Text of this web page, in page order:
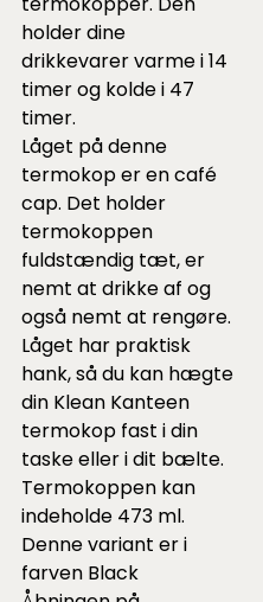
holder dine
drikkevarer varme i 14
timer og kolde i 47
timer.
Låget på denne
termokop er en café
cap. Det holder
termokoppen
fuldstændig tæt, er
nemt at drikke af og
også nemt at rengøre.
Låget har praktisk
hank, så du kan hægte
din Klean Kanteen
termokop fast i din
taske eller i dit bælte.
Termokoppen kan
indeholde 473 ml.
Denne variant er i
farven Black